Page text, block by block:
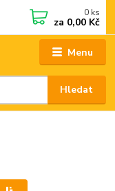
Menu
Hledat
0 ks
za 0,00 Kč